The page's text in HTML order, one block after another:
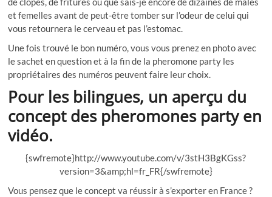
et femelles avant de peut-être tomber sur l’odeur de celui qui
vous retournera le cerveau et pas l’estomac.
Une fois trouvé le bon numéro, vous vous prenez en photo avec
le sachet en question et à la fin de la pheromone party les
propriétaires des numéros peuvent faire leur choix.
Pour les bilingues, un aperçu du
concept des pheromones party en
vidéo.
{swfremote}http://www.youtube.com/v/3stH3BgKGss?
version=3&amp;hl=fr_FR{/swfremote}
Vous pensez que le concept va réussir à s’exporter en France ?